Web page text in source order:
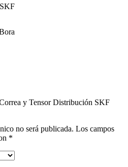
SKF
y Tensor Distribución SKF
no será publicada. Los campos
*